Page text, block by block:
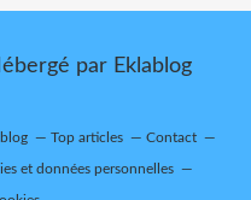
par Eklablog
Top articles Contact
et données personnelles